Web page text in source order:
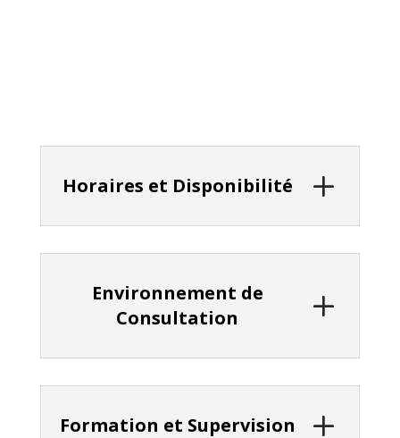
Horaires et Disponibilité
Environnement de
Consultation
Formation et Supervision